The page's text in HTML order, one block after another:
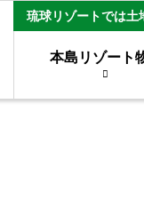
琉球リゾートでは土
本島リゾート